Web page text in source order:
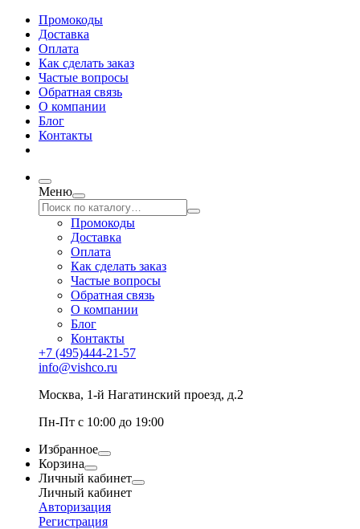
Промокоды
Доставка
Оплата
Как сделать заказ
Частые вопросы
Обратная связь
О компании
Блог
Контакты
Меню
Промокоды
Доставка
Оплата
Как сделать заказ
Частые вопросы
Обратная связь
О компании
Блог
Контакты
+7 (495)444-21-57
info@vishco.ru
Москва, 1-й Нагатинский проезд, д.2
Пн-Пт с 10:00 до 19:00
Избранное
Корзина
Личный кабинет
Личный кабинет
Авторизация
Регистрация